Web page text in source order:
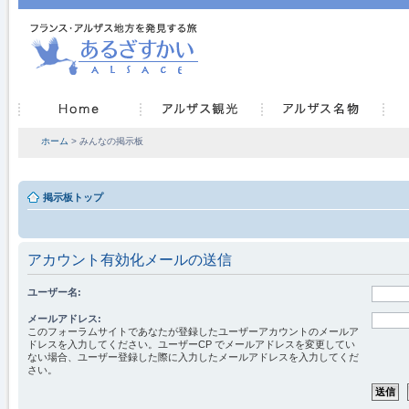
ホーム > みんなの掲示板
掲示板トップ
アカウント有効化メールの送信
ユーザー名:
メールアドレス:
このフォーラムサイトであなたが登録したユーザーアカウントのメールア
ドレスを入力してください。ユーザーCP でメールアドレスを変更してい
ない場合、ユーザー登録した際に入力したメールアドレスを入力してくだ
さい。